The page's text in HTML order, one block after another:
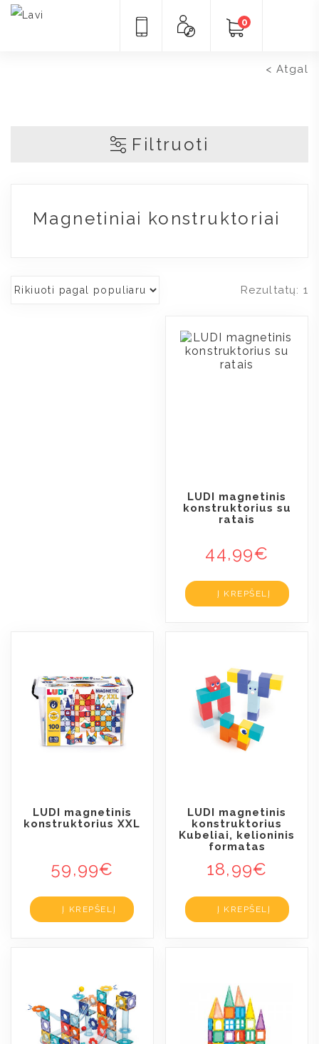
0
Pradžia
darželiams
/ Magnetiniai konstruktoriai
< Atgal
Filtruoti
Magnetiniai konstruktoriai
Rezultatų: 1
LUDI magnetinis
konstruktorius su
ratais
44,99€
Į KREPŠELĮ
LUDI magnetinis
konstruktorius XXL
59,99€
Į KREPŠELĮ
LUDI magnetinis
konstruktorius
Kubeliai, kelioninis
formatas
18,99€
Į KREPŠELĮ